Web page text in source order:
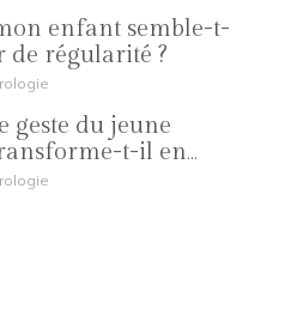
enfant semble-t-
régularité ?
geste du jeune
t-il en
?